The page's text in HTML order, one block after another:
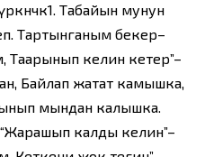
Табайын мунун
Тартынганым бекер–
Таарынып келин кетер”–
Байлап жатат камышка,
мындан калышка.
“Жарашып калды келин”–